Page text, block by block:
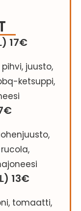
17€
juusto,
ketsuppi,
13€
tomaatti,